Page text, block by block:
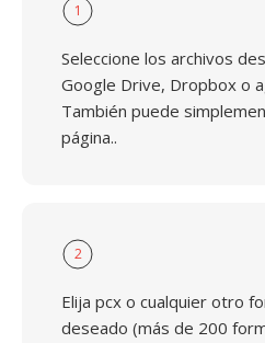
1
Seleccione los archivos
Google Drive, Dropbox o
También puede
página..
2
Elija pcx o cualquier otro
deseado (más de 200